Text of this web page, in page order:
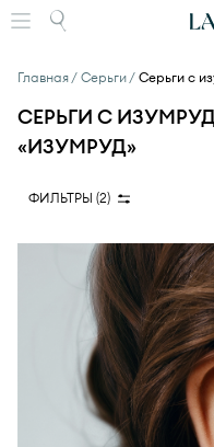
Главная Серьги Серьги с
СЕРЬГИ С
«ИЗУМРУД»
ФИЛЬТРЫ (2)